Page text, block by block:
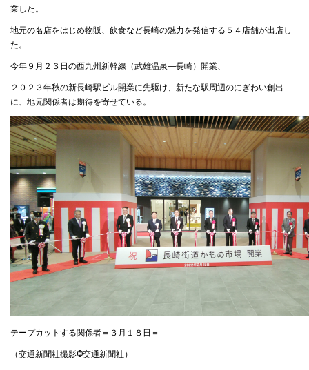
業した。
地元の名店をはじめ物販、飲食など長崎の魅力を発信する５４店舗が出店し
た。
今年９月２３日の西九州新幹線（武雄温泉―長崎）開業、
２０２３年秋の新長崎駅ビル開業に先駆け、新たな駅周辺のにぎわい創出
に、地元関係者は期待を寄せている。
テープカットする関係者＝３月１８日＝
（交通新聞社撮影©交通新聞社）